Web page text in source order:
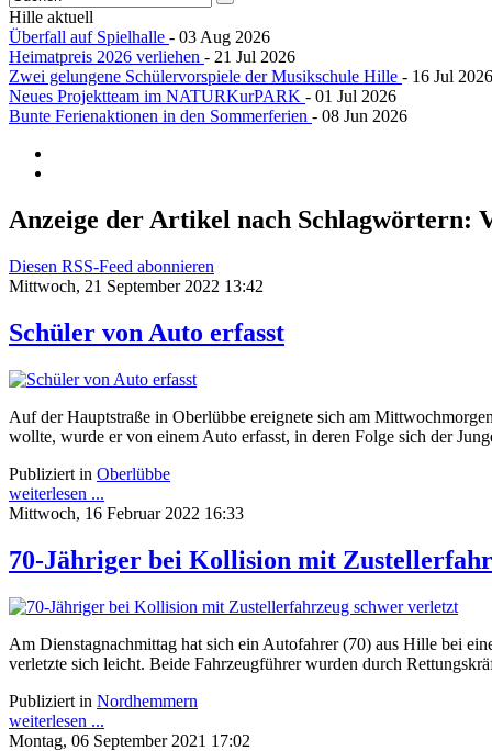
Hille aktuell
Überfall auf Spielhalle - 03 Aug 2026
Heimatpreis 2026 verliehen - 21 Jul 2026
Zwei gelungene Schülervorspiele der Musikschule Hille - 16 Jul 2026
Neues Projektteam im NATURKurPARK - 01 Jul 2026
Bunte Ferienaktionen in den Sommerferien - 08 Jun 2026
Anzeige der Artikel nach Schlagwörtern:
Diesen RSS-Feed abonnieren
Mittwoch, 21 September 2022 13:42
Schüler von Auto erfasst
Auf der Hauptstraße in Oberlübbe ereignete sich am
wollte, wurde er von einem Auto erfasst, in deren Folge sich der
Publiziert in Oberlübbe
weiterlesen ...
Mittwoch, 16 Februar 2022 16:33
70-Jähriger bei Kollision mit
Am Dienstagnachmittag hat sich ein Autofahrer (70) aus Hille bei
verletzte sich leicht. Beide Fahrzeugführer wurden durch
Publiziert in Nordhemmern
weiterlesen ...
Montag, 06 September 2021 17:02